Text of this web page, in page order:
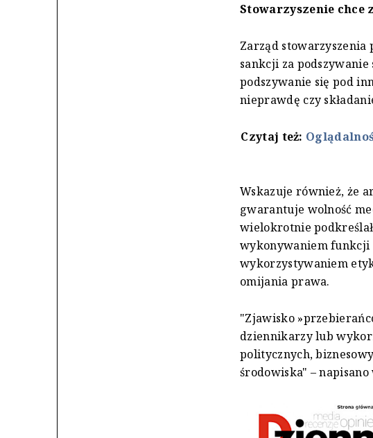
Stowarzyszenie chce
Zarząd
sankcji za
podszywanie się pod
nieprawdę czy
Czytaj też:
Wskazuje również, że
gwarantuje wolność
wielokrotnie
wykonywaniem funkcji
wykorzystywaniem
omijania prawa.
"Zjawisko
dziennikarzy lub
politycznych,
środowiska" – napisano